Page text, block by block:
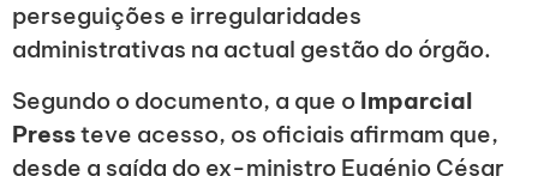
perseguições e irregularidades
administrativas na actual gestão do órgão.
Segundo o documento, a que o Imparcial
Pressteve acesso, os oficiais afirmam que,
desde a saída do ex-ministro Eugénio César